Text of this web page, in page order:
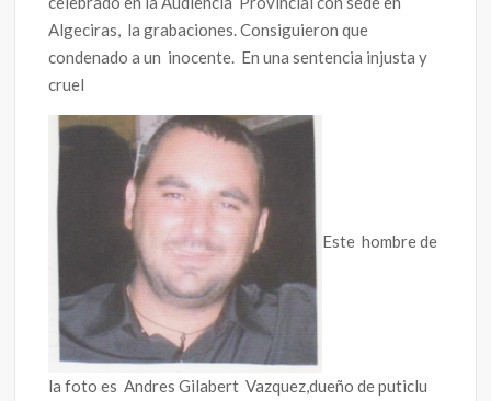
Algeciras, la grabaciones. Consiguieron que
condenado a un inocente. En una sentencia injusta y
cruel
Este hombre de
la foto es Andres Gilabert Vazquez,dueño de puticlu